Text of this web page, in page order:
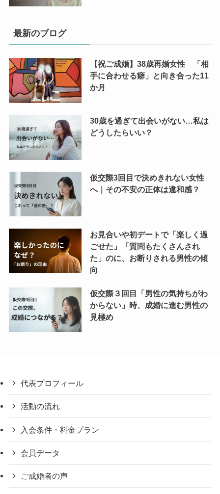
最新のブログ
【祝ご成婚】38歳再婚女性 「相
手に合わせる癖」と向き合った11
か月
30歳を過ぎて出会いがない…私は
どうしたらいい？
仮交際3回目で決めきれない女性
へ｜その不安の正体は違和感？
お見合いや初デートで「楽しく過
ごせた」「質問もたくさんされ
た」のに、お断りされる男性の傾
向
仮交際３回目「男性の気持ちがわ
からない」時、成婚に進む男性の
見極め
代表プロフィール
活動の流れ
入会条件・料金プラン
会員データ
ご成婚者の声